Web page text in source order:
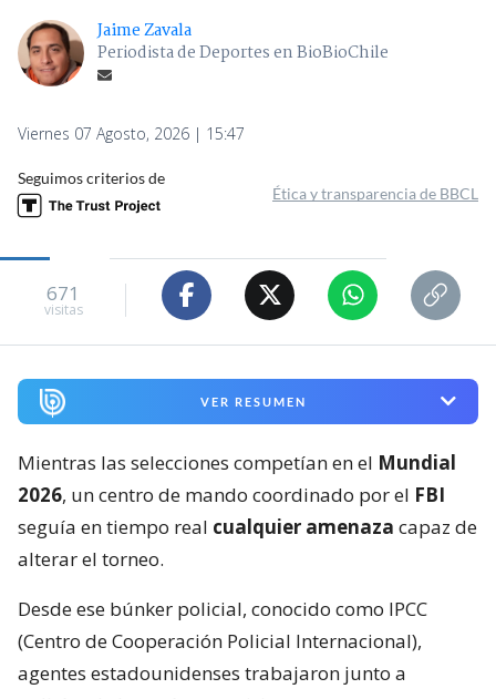
Jaime Zavala
Periodista de Deportes en BioBioChile
Viernes 07 Agosto, 2026 | 15:47
Seguimos criterios de
Ética y transparencia de BBCL
671
visitas
VER RESUMEN
Mientras las selecciones competían en el Mundial
2026, un centro de mando coordinado por el FBI
seguía en tiempo real cualquier amenaza capaz de
alterar el torneo.
Desde ese búnker policial, conocido como IPCC
(Centro de Cooperación Policial Internacional),
agentes estadounidenses trabajaron junto a